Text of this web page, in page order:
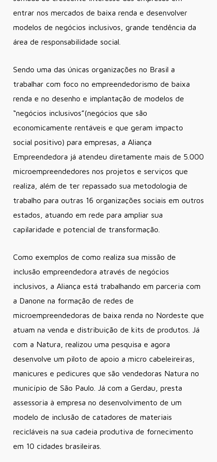
entrar nos mercados de baixa renda e desenvolver
modelos de negócios inclusivos, grande tendência da
área de responsabilidade social.
Sendo uma das únicas organizações no Brasil a
trabalhar com foco no empreendedorismo de baixa
renda e no desenho e implantação de modelos de
“negócios inclusivos”(negócios que são
economicamente rentáveis e que geram impacto
social positivo) para empresas, a Aliança
Empreendedora já atendeu diretamente mais de 5.000
microempreendedores nos projetos e serviços que
realiza, além de ter repassado sua metodologia de
trabalho para outras 16 organizações sociais em outros
estados, atuando em rede para ampliar sua
capilaridade e potencial de transformação.
Como exemplos de como realiza sua missão de
inclusão empreendedora através de negócios
inclusivos, a Aliança está trabalhando em parceria com
a Danone na formação de redes de
microempreendedoras de baixa renda no Nordeste que
atuam na venda e distribuição de kits de produtos. Já
com a Natura, realizou uma pesquisa e agora
desenvolve um piloto de apoio a micro cabeleireiras,
manicures e pedicures que são vendedoras Natura no
município de São Paulo. Já com a Gerdau, presta
assessoria à empresa no desenvolvimento de um
modelo de inclusão de catadores de materiais
recicláveis na sua cadeia produtiva de fornecimento
em 10 cidades brasileiras.